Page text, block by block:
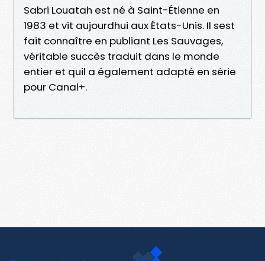
Sabri Louatah est né à Saint-Étienne en
1983 et vit aujourdhui aux États-Unis. Il sest
fait connaître en publiant Les Sauvages,
véritable succès traduit dans le monde
entier et quil a également adapté en série
pour Canal+.